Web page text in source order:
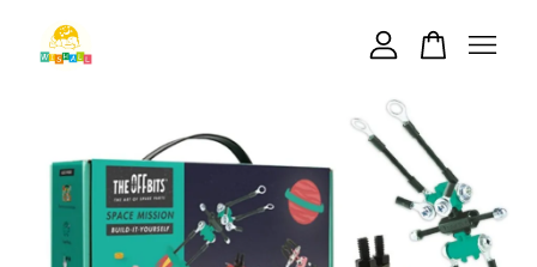
您的購物車目前還是空的。
繼續購物